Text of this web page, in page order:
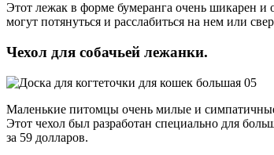
Этот лежак в форме бумеранга очень шикарен
могут потянуться и расслабиться на нем или
Чехол для собачьей лежанки.
Маленькие питомцы очень милые и
Этот чехол был разработан специально для
за 59 долларов.